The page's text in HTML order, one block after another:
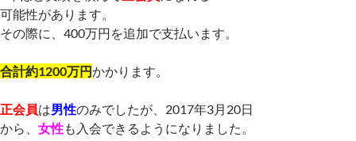
可能性があります。
その際に、400万円を追加で支払います。
合計約1200万円かかります。
正会員は男性のみでしたが、2017年3月20日
から、 女性も入会できるようになりました。